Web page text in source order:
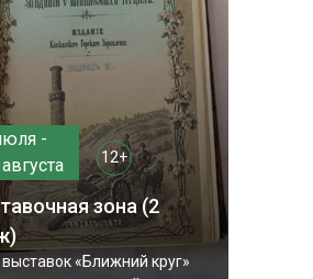
-
12+
зона (2
«Ближний круг»